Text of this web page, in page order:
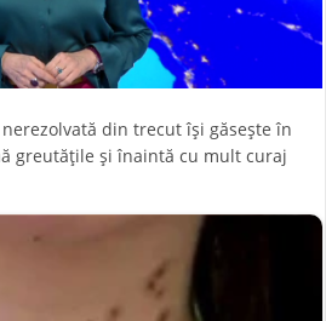
din trecut își găsește în
greutățile și înaintă cu mult curaj